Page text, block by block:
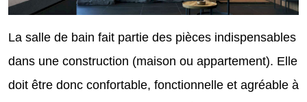
La salle de bain fait partie des pièces indispensables
dans une construction (maison ou appartement). Elle
doit être donc confortable, fonctionnelle et agréable à